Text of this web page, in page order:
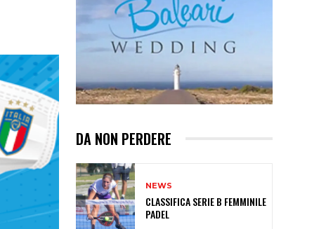
DA NON PERDERE
NEWS
CLASSIFICA SERIE B FEMMINILE
PADEL